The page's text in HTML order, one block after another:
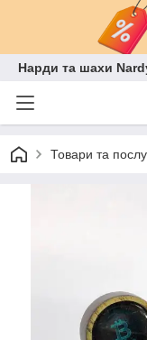
Нарди та шахи
Товари та